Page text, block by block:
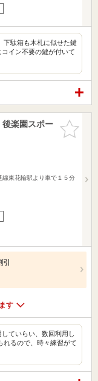
下駄箱も木札に似せた鍵
イン不要の鍵が付いて
お気に入
りに追加
楽園スポー
線東花輪駅より車で１５分
す
ていらい、数回利用し
れるので、時々練習がて